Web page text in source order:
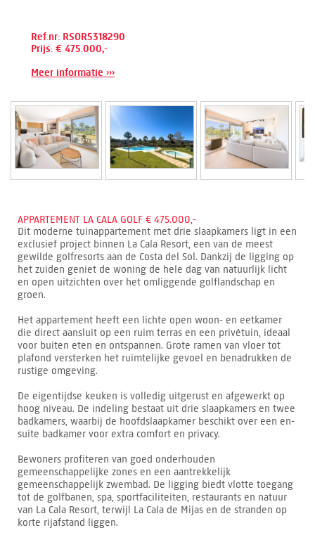
Ref.nr: RSOR5318290
Prijs: € 475.000,-
Meer informatie ›››
APPARTEMENT LA CALA GOLF € 475.000,-
Dit moderne tuinappartement met drie slaapkamers ligt in een
exclusief project binnen La Cala Resort, een van de meest
gewilde golfresorts aan de Costa del Sol. Dankzij de ligging op
het zuiden geniet de woning de hele dag van natuurlijk licht
en open uitzichten over het omliggende golflandschap en
groen.
Het appartement heeft een lichte open woon- en eetkamer
die direct aansluit op een ruim terras en een privétuin, ideaal
voor buiten eten en ontspannen. Grote ramen van vloer tot
plafond versterken het ruimtelijke gevoel en benadrukken de
rustige omgeving.
De eigentijdse keuken is volledig uitgerust en afgewerkt op
hoog niveau. De indeling bestaat uit drie slaapkamers en twee
badkamers, waarbij de hoofdslaapkamer beschikt over een en-
suite badkamer voor extra comfort en privacy.
Bewoners profiteren van goed onderhouden
gemeenschappelijke zones en een aantrekkelijk
gemeenschappelijk zwembad. De ligging biedt vlotte toegang
tot de golfbanen, spa, sportfaciliteiten, restaurants en natuur
van La Cala Resort, terwijl La Cala de Mijas en de stranden op
korte rijafstand liggen.